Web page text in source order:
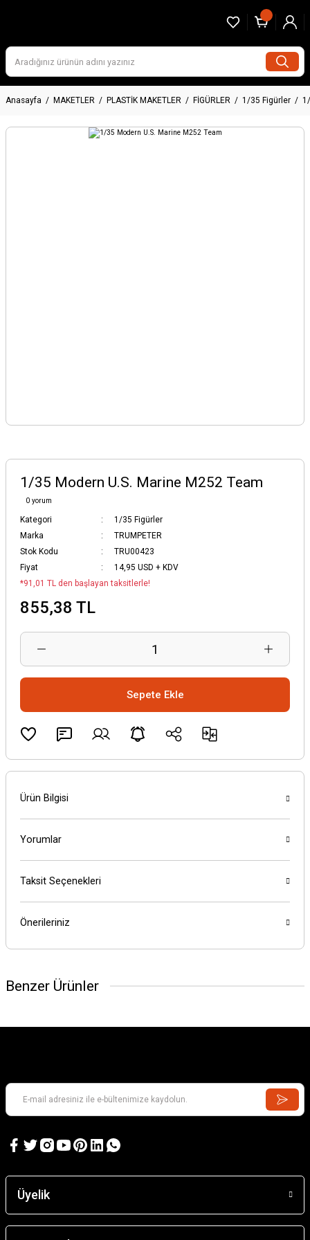
Anasayfa MAKETLER PLASTİK MAKETLER FİGÜRLER 1/35 Figürler
1/35 Modern U.S. Marine M252 Team
0 yorum
Kategori
1/35 Figürler
Marka
TRUMPETER
Stok Kodu
TRU00423
Fiyat
14,95 USD + KDV
*91,01 TL den başlayan taksitlerle!
855,38 TL
Sepete Ekle
Ürün Bilgisi
Yorumlar
Taksit Seçenekleri
Önerileriniz
Benzer Ürünler
1/35 Panzer Crew
567,14 TL
Üyelik